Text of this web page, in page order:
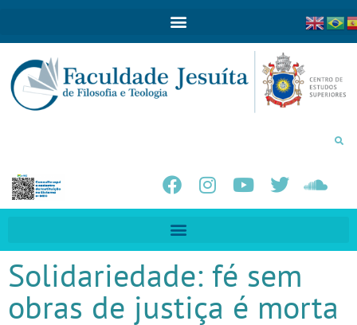
Solidariedade: fé sem
obras de justiça é morta